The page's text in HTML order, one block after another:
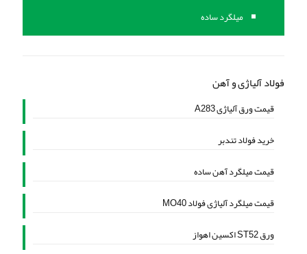
میلگرد ساده
فولاد آلیاژی و آهن
قیمت ورق آلیاژی A283
خرید فولاد تندبر
قیمت میلگرد آهن ساده
قیمت میلگرد آلیاژی فولاد MO40
ورق ST52 اکسین اهواز